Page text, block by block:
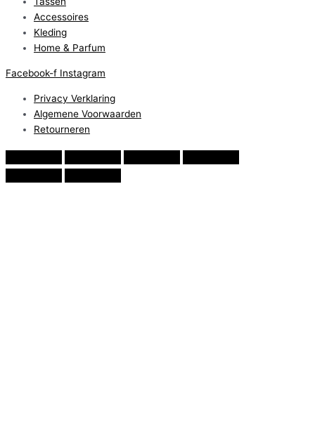
Accessoires
Kleding
Home & Parfum
Facebook-f Instagram
Privacy Verklaring
Algemene Voorwaarden
Retourneren